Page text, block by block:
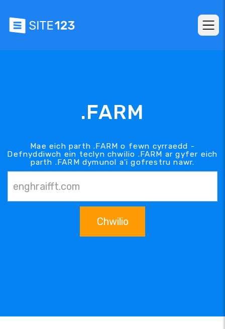
.FARM
Mae eich parth .FARM o fewn cyrraedd -
Defnyddiwch ein teclyn chwilio .FARM ar gyfer eich
parth .FARM dymunol a'i gofrestru nawr.
Chwilio